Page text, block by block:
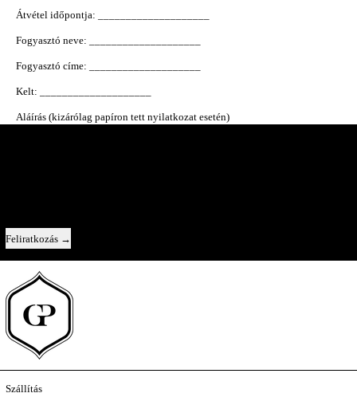
Átvétel időpontja: ____________________
Fogyasztó neve: ____________________
Fogyasztó címe: ____________________
Kelt: ____________________
Aláírás (kizárólag papíron tett nyilatkozat esetén)
Feliratkozás
Szállítás